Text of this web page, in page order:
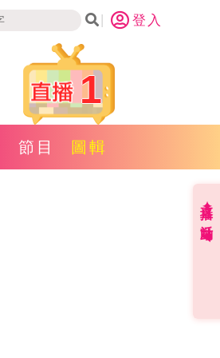
登入
1
節目 圖輯
直播✦活動